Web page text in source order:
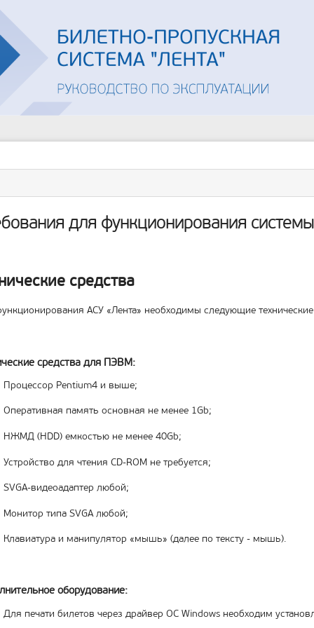
для функционирования системы
средства
АСУ «Лента» необходимы следующие технические
средства для ПЭВМ:
Процессор Pentium4 и выше;
Оперативная память основная не менее 1Gb;
НЖМД (HDD) емкостью не менее 40Gb;
Устройство для чтения CD-ROM не требуется;
SVGA-видеоадаптер любой;
Монитор типа SVGA любой;
Клавиатура и манипулятор «мышь» (далее по тексту - мышь).
оборудование:
Для печати билетов через драйвер ОС Windows необходим